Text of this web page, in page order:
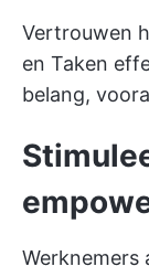
Vertrouwen
en Taken
belang,
Werknemers